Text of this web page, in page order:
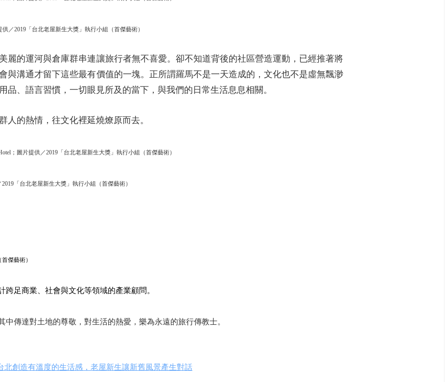
供／2019「台北老屋新生大獎」執行小組（首傑藝術）
麗的運河與倉庫群串連讓旅行者無不喜愛。卻不知道背後的社區營造運動，已經推著將
與溝通才留下這些最有價值的一塊。正所謂羅馬不是一天造成的，文化也不是虛無飄渺
品、語言習慣，一切眼見所及的當下，與我們的日常生活息息相關。
人的熱情，往文化裡延燒燎原而去。
；圖片提供／2019「台北老屋新生大獎」執行小組（首傑藝術）
「台北老屋新生大獎」執行小組（首傑藝術）
傑藝術）
足商業、社會與文化等領域的產業顧問。
傳達對土地的尊敬，對生活的熱愛，樂為永遠的旅行傳教士。
北創造有溫度的生活感，老屋新生讓新舊風景產生對話